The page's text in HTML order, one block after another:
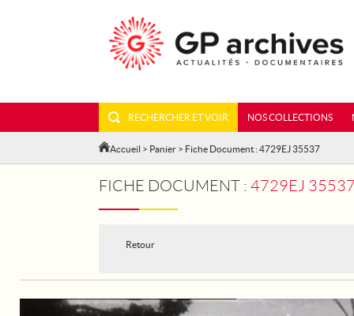
RECHERCHER ET VOIR NOS COLLECTIONS
Accueil > Panier > Fiche Document : 4729EJ 35537
FICHE DOCUMENT : 4729EJ 35537
Retour